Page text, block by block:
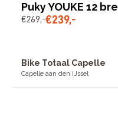
Puky YOUKE 12
€269,-€239,-
Bike Totaal Capelle
Capelle aan den IJssel